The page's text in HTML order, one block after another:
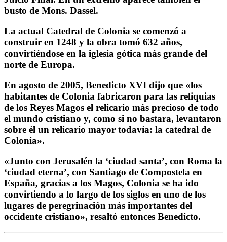
busto de Mons. Dassel.
La actual Catedral de Colonia se comenzó a
construir en 1248 y la obra tomó 632 años,
convirtiéndose en la iglesia gótica más grande del
norte de Europa.
En agosto de 2005, Benedicto XVI dijo que «los
habitantes de Colonia fabricaron para las reliquias
de los Reyes Magos el relicario más precioso de todo
el mundo cristiano y, como si no bastara, levantaron
sobre él un relicario mayor todavía: la catedral de
Colonia».
«Junto con Jerusalén la ‘ciudad santa’, con Roma la
‘ciudad eterna’, con Santiago de Compostela en
España, gracias a los Magos, Colonia se ha ido
convirtiendo a lo largo de los siglos en uno de los
lugares de peregrinación más importantes del
occidente cristiano», resaltó entonces Benedicto.